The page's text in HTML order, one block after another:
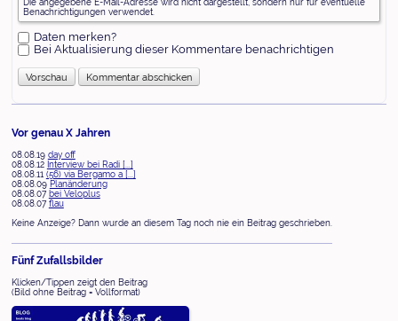
ist
Zwei
plus
Acht?
Benachrichtigungen verwendet.
Daten merken?
Bei Aktualisierung dieser Kommentare benachrichtigen
Vor genau X Jahren
08.08.19 day off
08.08.12 Interview bei Radi [...]
08.08.11 (56) via Bergamo a [...]
08.08.09 Planänderung
08.08.07 bei Veloplus
08.08.07 flau
Keine Anzeige? Dann wurde an diesem Tag noch nie ein Beitrag geschrieben.
Fünf Zufallsbilder
Klicken/Tippen zeigt den Beitrag
(Bild ohne Beitrag = Vollformat)